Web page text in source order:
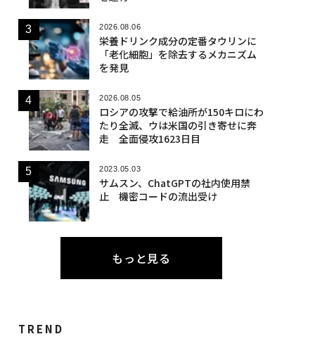
2026.08.06
栄養ドリンク成分の定番タウリンに
「老化細胞」を除去するメカニズム
を発見
2026.08.05
ロシアの攻撃で給油所が150キロにわ
たり全滅、ウは米国の引き寄せに奔
走 全面侵攻1623日目
2023.05.03
サムスン、ChatGPTの社内使用禁
止 機密コードの流出受け
もっと見る
TREND